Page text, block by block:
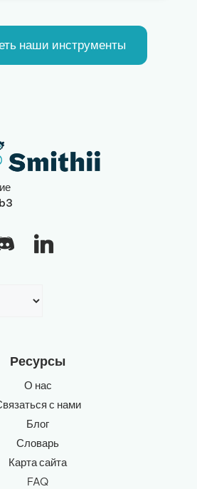
наши инструменты
Ресурсы
О нас
с нами
Блог
Словарь
Карта сайта
FAQ